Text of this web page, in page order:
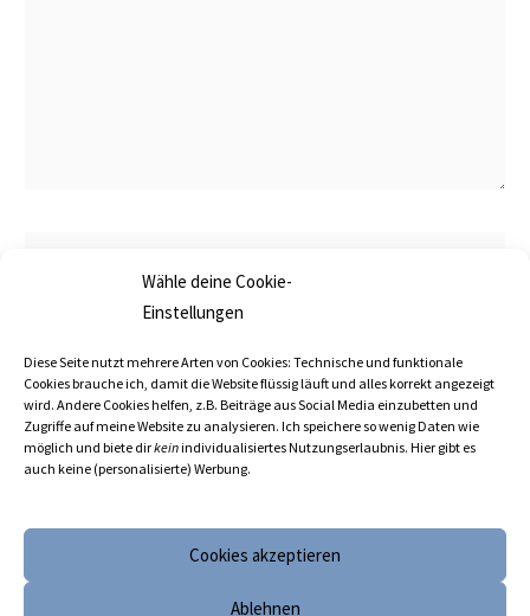
Wähle deine Cookie-
Einstellungen
Diese Seite nutzt mehrere Arten von Cookies: Technische und funktionale
Cookies brauche ich, damit die Website flüssig läuft und alles korrekt angezeigt
wird. Andere Cookies helfen, z.B. Beiträge aus Social Media einzubetten und
Zugriffe auf meine Website zu analysieren. Ich speichere so wenig Daten wie
möglich und biete dirkeinindividualisiertes Nutzungserlaubnis. Hier gibt es
auch keine (personalisierte) Werbung.
Cookies akzeptieren
Ablehnen
E-
Mail-
Adresse*
Website